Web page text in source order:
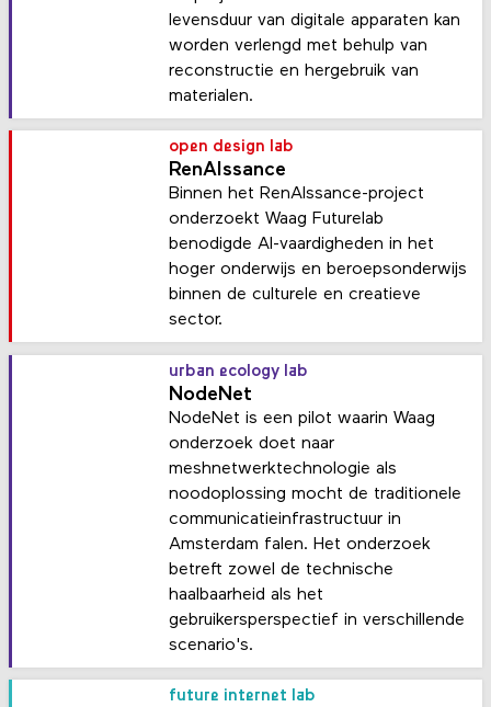
levensduur van digitale apparaten kan
worden verlengd met behulp van
reconstructie en hergebruik van
materialen.
open design lab
RenAIssance
Binnen het RenAIssance-project
onderzoekt Waag Futurelab
benodigde AI-vaardigheden in het
hoger onderwijs en beroepsonderwijs
binnen de culturele en creatieve
sector.
urban ecology lab
NodeNet
NodeNet is een pilot waarin Waag
onderzoek doet naar
meshnetwerktechnologie als
noodoplossing mocht de traditionele
communicatieinfrastructuur in
Amsterdam falen. Het onderzoek
betreft zowel de technische
haalbaarheid als het
gebruikersperspectief in verschillende
scenario's.
future internet lab